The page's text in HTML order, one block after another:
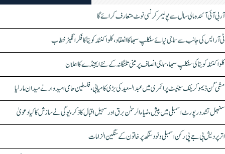
آر بی آئی آئندہ مالی سال سے پولیمر کرنسی نوٹ متعارف کرائے گا
ٹی آر ایس کی جانب سے سماجی نیائے سنکلپ سبھا کا انعقاد، کلواکنٹلہ کویتا کا فکر انگیز خطاب
کلواکنٹلہ کویتا کی سنکلپ سبھا، سماجی انصاف پر مبنی تلنگانہ کے نئے ایجنڈے کا اعلان
مشی گن ڈیموکریٹک سینیٹ پرائمری میں عبدالسعید کی بڑی کامیابی، فلسطین حامی امیدوار نے میدان مار لیا
سنبھل تشدد رپورٹ اسمبلی میں پیش، ضیاء الرحمٰن برق اور سہیل اقبال کا ذکر، یوگی نے سازش کا کیا دعویٰ
اتر پردیش بی جے پی رکن اسمبلی ونود سنگھ پر خاتون کے سنگین الزامات